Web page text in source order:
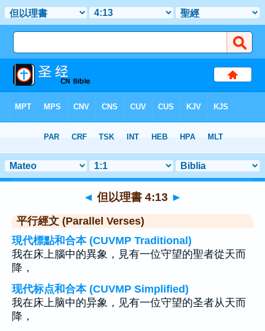
> 聖經金句 13
◄ 但以理書 4:13 ►
平行經文 (Parallel Verses)
現代標點和合本 (CUVMP Traditional)
我在床上腦中的異象，見有一位守望的聖者從天而
降，
现代标点和合本 (CUVMP Simplified)
我在床上脑中的异象，见有一位守望的圣者从天而
降，